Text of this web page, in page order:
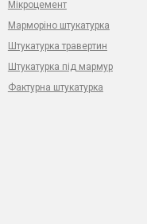
Мікроцемент
Марморіно штукатурка
Штукатурка травертин
Штукатурка під мармур
Фактурна штукатурка